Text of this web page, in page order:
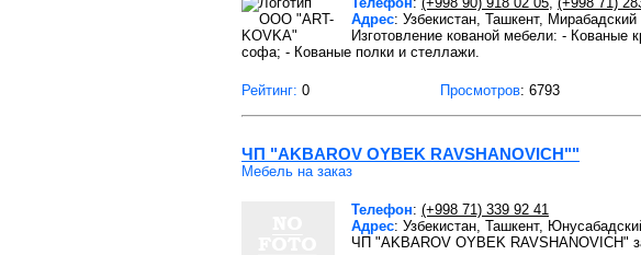
Адрес: Узбекистан, Ташкент,
Изготовление кованой мебели: - Кованые
софа; - Кованые полки и стеллажи.
Рейтинг: 0 Просмотров: 6793
ЧП "AKBAROV OYBEK RAVSHANOVICH""
Мебель на заказ
Телефон: (+998 71) 339 92 41
Адрес: Узбекистан, Ташкент,
ЧП "AKBAROV OYBEK RAVSHANOVICH"